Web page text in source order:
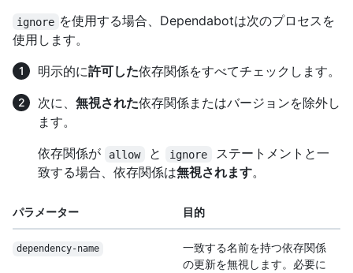
ignore を使用する場合、Dependabotは次のプロセスを
使用します。
明示的に許可した依存関係をすべてチェックします。
次に、 無視された依存関係またはバージョンを除外し
ます。
依存関係が
allow と ignore
ステートメントと一
致する場合、依存関係は無視されます。
パラメーター 目的
dependency-name
一致する名前を持つ依存関係
の更新を無視します。必要に